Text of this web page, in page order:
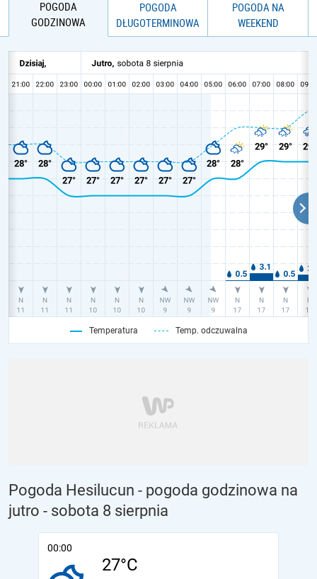
POGODA
GODZINOWA
POGODA
DŁUGOTERMINOWA
POGODA NA
WEEKEND
Temperatura Temp. odczuwalna
Pogoda Hesilucun - pogoda godzinowa na
jutro - sobota 8 sierpnia
00:00
27°C